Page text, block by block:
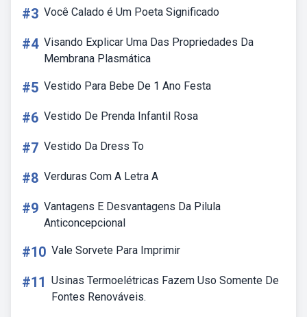
#3 Você Calado é Um Poeta Significado
#4 Visando Explicar Uma Das Propriedades Da
Membrana Plasmática
#5 Vestido Para Bebe De 1 Ano Festa
#6 Vestido De Prenda Infantil Rosa
#7 Vestido Da Dress To
#8 Verduras Com A Letra A
#9 Vantagens E Desvantagens Da Pilula
Anticoncepcional
#10 Vale Sorvete Para Imprimir
#11 Usinas Termoelétricas Fazem Uso Somente De
Fontes Renováveis.